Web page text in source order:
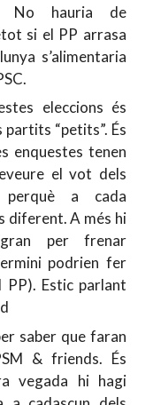
No hauria de
si el PP arrasa
s’alimentaria
eleccions és
partits “petits”. És
enquestes tenen
el vot dels
perquè a cada
diferent. A més hi
per frenar
podrien fer
PP). Estic parlant
saber que faran
& friends. És
vegada hi hagi